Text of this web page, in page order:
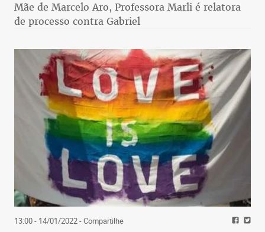
Mãe de Marcelo Aro, Professora Marli é relatora
de processo contra Gabriel
13:00 - 14/01/2022- Compartilhe